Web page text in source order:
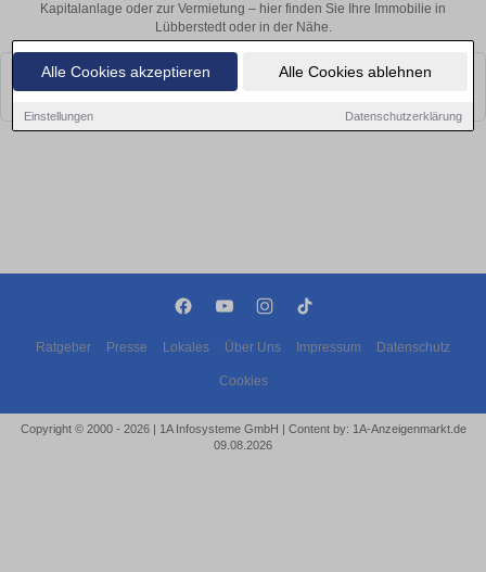
Alle Cookies akzeptieren Alle Cookies ablehnen
Einstellungen Datenschutzerklärung
Kapitalanlage oder zur Vermietung – hier finden Sie Ihre Immobilie in
Lübberstedt oder in der Nähe.
Leider konnten wir derzeit keine passenden Objekte finden. Schauen Sie
bald wieder vorbei!
Ratgeber Presse Lokales Über Uns Impressum Datenschutz
Cookies
Copyright © 2000 - 2026 | 1A Infosysteme GmbH | Content by: 1A-Anzeigenmarkt.de
09.08.2026